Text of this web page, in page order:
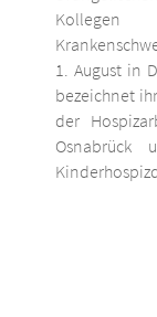
Kollegen
1. August in
bezeichnet
der
Osnabrück